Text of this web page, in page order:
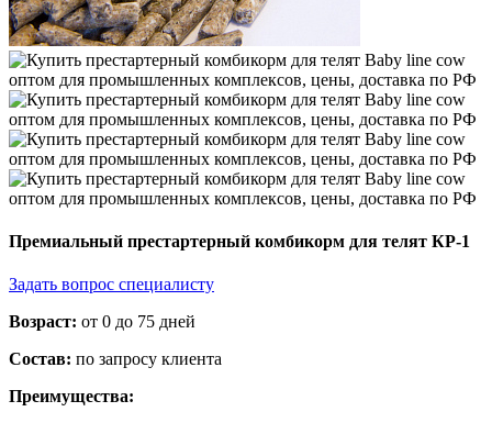
Премиальный престартерный комбикорм для телят КР-1
Задать вопрос специалисту
Возраст: от 0 до 75 дней
Состав: по запросу клиента
Преимущества: